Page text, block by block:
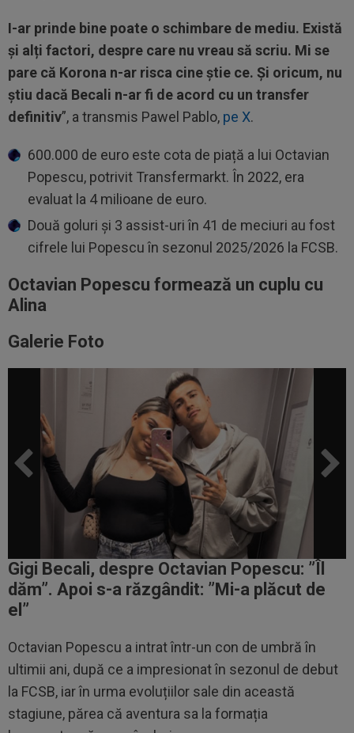
I-ar prinde bine poate o schimbare de mediu. Există
și alți factori, despre care nu vreau să scriu. Mi se
pare că Korona n-ar risca cine știe ce. Și oricum, nu
știu dacă Becali n-ar fi de acord cu un transfer
definitiv”, a transmis Pawel Pablo, pe X.
600.000 de euro este cota de piață a lui Octavian
Popescu, potrivit Transfermarkt. În 2022, era
evaluat la 4 milioane de euro.
Două goluri și 3 assist-uri în 41 de meciuri au fost
cifrele lui Popescu în sezonul 2025/2026 la FCSB.
Octavian Popescu formează un cuplu cu
Alina
Galerie Foto
Gigi Becali, despre Octavian Popescu: ”Îl
dăm”. Apoi s-a răzgândit: ”Mi-a plăcut de
el”
Octavian Popescu a intrat într-un con de umbră în
ultimii ani, după ce a impresionat în sezonul de debut
la FCSB, iar în urma evoluțiilor sale din această
stagiune, părea că aventura sa la formația